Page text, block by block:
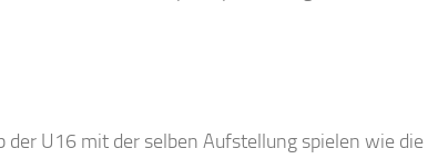
U16 mit der selben Aufstellung spielen wie die